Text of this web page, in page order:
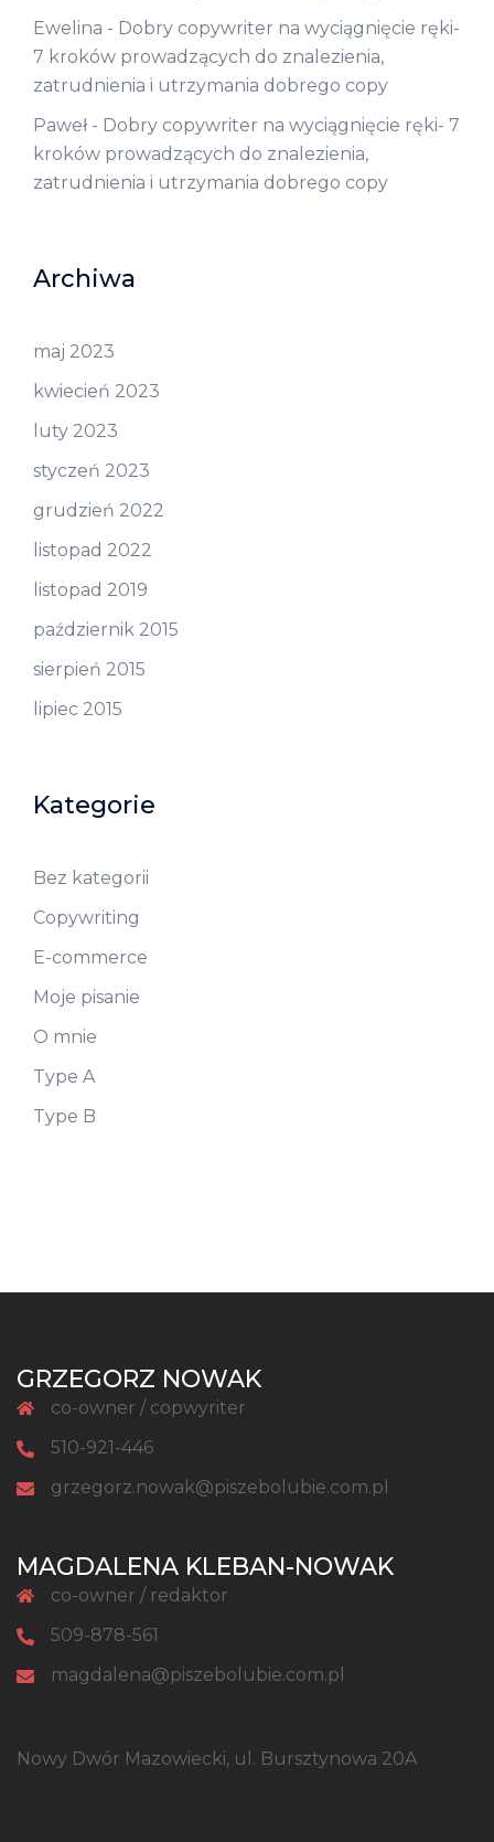
Ewelina - Dobry copywriter na wyciągnięcie ręki-
7 kroków prowadzących do znalezienia,
zatrudnienia i utrzymania dobrego copy
Paweł- Dobry copywriter na wyciągnięcie ręki- 7
kroków prowadzących do znalezienia,
zatrudnienia i utrzymania dobrego copy
Archiwa
maj 2023
kwiecień 2023
luty 2023
styczeń 2023
grudzień 2022
listopad 2022
listopad 2019
październik 2015
sierpień 2015
lipiec 2015
Kategorie
Bez kategorii
Copywriting
E-commerce
Moje pisanie
O mnie
Type A
Type B
GRZEGORZ NOWAK
co-owner / copwyriter
510-921-446
grzegorz.nowak@piszebolubie.com.pl
MAGDALENA KLEBAN-NOWAK
co-owner / redaktor
509-878-561
magdalena@piszebolubie.com.pl
Nowy Dwór Mazowiecki, ul. Bursztynowa 20A